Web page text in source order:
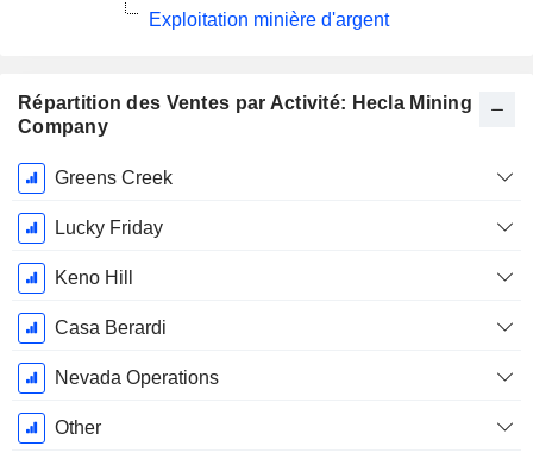
Répartition des Ventes par Activité: Hecla Mining
Company
Période
Fiscale:
Décembre
Greens Creek
Lucky Friday
Keno Hill
Casa Berardi
Nevada Operations
Other
Exploitation minière d'argent